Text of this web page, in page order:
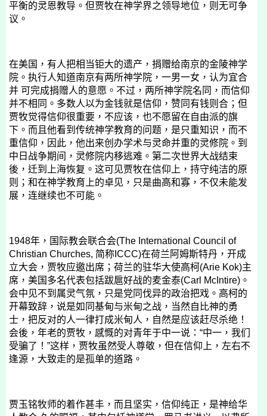
平衡的灵恩教导。但贾牧在神学界之领导地位，则无可争
议。
在美国，有人把相当钜大的遗产，捐赠给南京的金陵神学
院。执行人知道南京有两所神学院，一男一女，认为宜合
并 可完成捐赠人的意愿。不过，两所神学院名同，而信仰
并不相同。多数人以为金钱就是信仰，赞同有钱则合；但
贾牧觉得信仰很重要，不应该，也不愿留在自由派的旗
下。而且他看到传统神学教育的问题，是只重知识，而不
重信仰，因此，他出来创办学术与灵命并重的灵修院。到
中日战争期间，灵修院内移逃难。第二次世界大战结束
後，迁到上海恢复。这可见贾牧在信仰上，持守纯洁的原
则；和在神学教育上的卓见，只是曲高和寡，不仅未能发
展，连继续也不可能。
1948年，国际教会联合会(The International Council of
Christian Churches, 简称 ICCC)在荷兰阿姆斯特丹，开成
立大会，贾牧应邀出席；荷兰的驻华大使高柯(Arie Kok)主
席，美国多名代表包括跋扈好战的麦金泰(Carl McIntire) 。
会中见不到属灵气氛，只是党同伐异的政治把戏。高柯的
开幕致辞，说是如同基甸与米甸之战，当然自比神的勇
士，把反对的人一律打成米甸人，自然是应该赶尽杀绝！
会後，年老的贾牧，感慨的对青年于中一说：“中一，我们
受骗了！”这样，贾牧虽然受人尊敬，但在信仰上，左右不
逢源，大致走的是孤单的道路。
贾玉铭牧师的着作甚丰，而且坚实，信仰纯正，是神给华